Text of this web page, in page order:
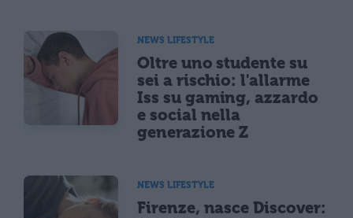
NEWS LIFESTYLE
Oltre uno studente su
sei a rischio: l'allarme
Iss su gaming, azzardo
e social nella
generazione Z
NEWS LIFESTYLE
Firenze, nasce Discover: